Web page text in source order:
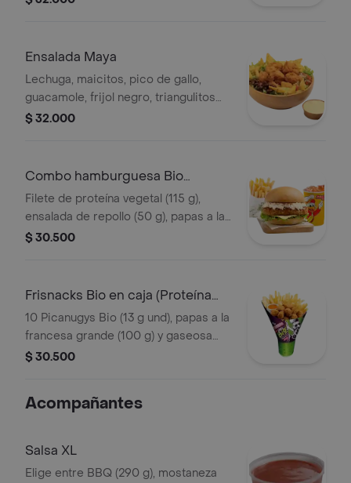
Ensalada Maya
Lechuga, maicitos, pico de gallo,
guacamole, frijol negro, triangulitos
de maíz y aderezo mexicano. Elige tu
$ 32.000
Combo hamburguesa Bio
(Proteína Vegetal)
Filete de proteína vegetal (115 g),
ensalada de repollo (50 g), papas a la
francesa mediana (60 g) y gaseosa
$ 30.500
Frisnacks Bio en caja (Proteína
Vegetal)
10 Picanugys Bio (13 g und), papas a la
francesa grande (100 g) y gaseosa
(470 ml)
$ 30.500
Acompañantes
Salsa XL
Elige entre BBQ (290 g), mostaneza